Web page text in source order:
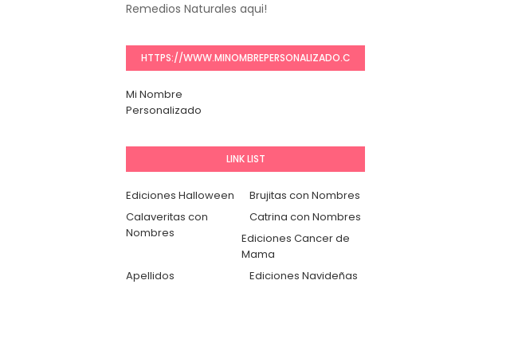
Remedios Naturales aqui!
HTTPS://WWW.MINOMBREPERSONALIZADO.C
Mi Nombre
Personalizado
LINK LIST
Ediciones Halloween
Brujitas con Nombres
Calaveritas con
Nombres
Catrina con Nombres
Ediciones Cancer de
Mama
Ediciones Navideñas
Apellidos